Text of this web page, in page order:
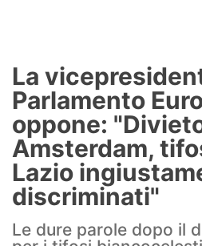
Formello
Infortuni
Primavera
Calciomercato
Lazio Women
La
Parlamento
oppone:
Amsterdam,
Lazio
discriminati"
Le dure parole dopo il